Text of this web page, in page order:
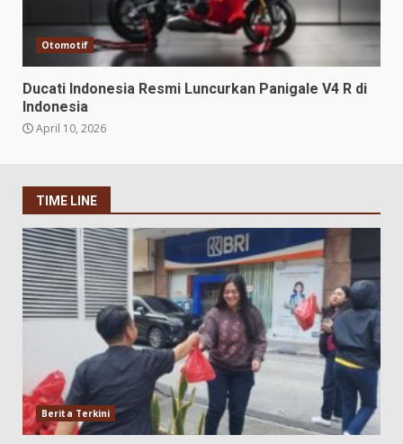
Otomotif
Ducati Indonesia Resmi Luncurkan Panigale V4 R di
Indonesia
April 10, 2026
TIME LINE
Berita Terkini